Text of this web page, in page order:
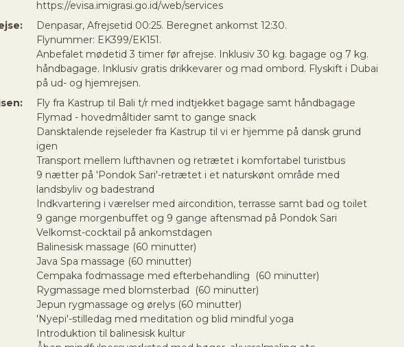
https://evisa.imigrasi.go.id/web/services
Denpasar, Afrejsetid 00:25. Beregnet ankomst 12:30.
Flynummer: EK399/EK151.
Anbefalet mødetid 3 timer før afrejse. Inklusiv 30 kg. bagage og 7 kg.
håndbagage. Inklusiv gratis drikkevarer og mad ombord. Flyskift i Dubai
på ud- og hjemrejsen.
Fly fra Kastrup til Bali t/r med indtjekket bagage samt håndbagage
Flymad - hovedmåltider samt to gange snack
Dansktalende rejseleder fra Kastrup til vi er hjemme på dansk grund
igen
Transport mellem lufthavnen og retrætet i komfortabel turistbus
9 nætter på 'Pondok Sari'-retrætet i et naturskønt område med
landsbyliv og badestrand
Indkvartering i værelser med aircondition, terrasse samt bad og toilet
9 gange morgenbuffet og 9 gange aftensmad på Pondok Sari
Velkomst-cocktail på ankomstdagen
Balinesisk massage (60 minutter)
Java Spa massage (60 minutter)
Cempaka fodmassage med efterbehandling (60 minutter)
Rygmassage med blomsterbad (60 minutter)
Jepun rygmassage og ørelys (60 minutter)
'Nyepi'-stilledag med meditation og blid mindful yoga
Introduktion til balinesisk kultur